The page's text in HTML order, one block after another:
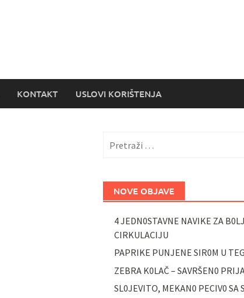
KONTAKT USLOVI KORIŠTENJA
NOVE OBJAVE
4 JEDN0STAVNE NAVIKE ZA
CIRKULACIJU
PAPRIKE PUNJENE SIR0M U
ZEBRA K0LAČ – SAVRŠEN0
SL0JEVITO, MEKAN0 PECIV0 SA